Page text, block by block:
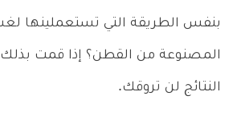
بنفس الطريقة التي تستعملينها
المصنوعة من القطن؟ إذا قمت
النتائج لن تروقك.